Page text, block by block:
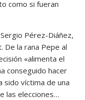
como si fueran
Pérez-Diáñez,
De la rana Pepe al
«alimenta el
conseguido hacer
sido víctima de una
las elecciones…